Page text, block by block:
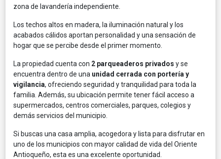
zona de lavandería independiente.
Los techos altos en madera, la iluminación natural y los
acabados cálidos aportan personalidad y una sensación de
hogar que se percibe desde el primer momento.
La propiedad cuenta con 2 parqueaderos privados y se
encuentra dentro de una unidad cerrada con portería y
vigilancia, ofreciendo seguridad y tranquilidad para toda la
familia. Además, su ubicación permite tener fácil acceso a
supermercados, centros comerciales, parques, colegios y
demás servicios del municipio.
Si buscas una casa amplia, acogedora y lista para disfrutar en
uno de los municipios con mayor calidad de vida del Oriente
Antioqueño, esta es una excelente oportunidad.